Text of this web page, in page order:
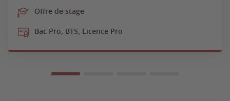
Offre de stage
Bac Pro, BTS, Licence Pro